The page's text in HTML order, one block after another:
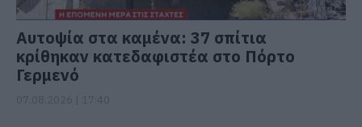
Αυτοψία στα καμένα: 37 σπίτια
κρίθηκαν κατεδαφιστέα στο Πόρτο
Γερμενό